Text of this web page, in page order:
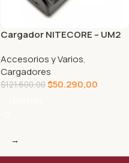
Cargador NITECORE – UM2
Accesorios y Varios,
Cargadores
$121.600,00$50.290,00
→